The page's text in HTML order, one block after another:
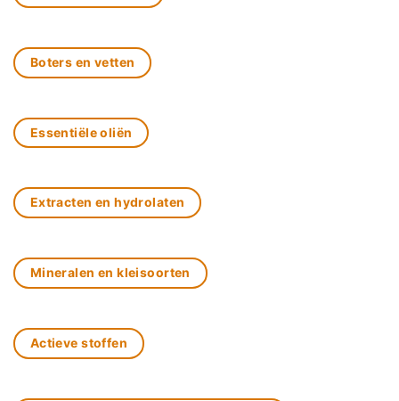
Boters en vetten
Essentiële oliën
Extracten en hydrolaten
Mineralen en kleisoorten
Actieve stoffen